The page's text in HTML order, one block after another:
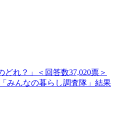
どれ？」＜回答数37,020票＞
みんなの暮らし調査隊」結果